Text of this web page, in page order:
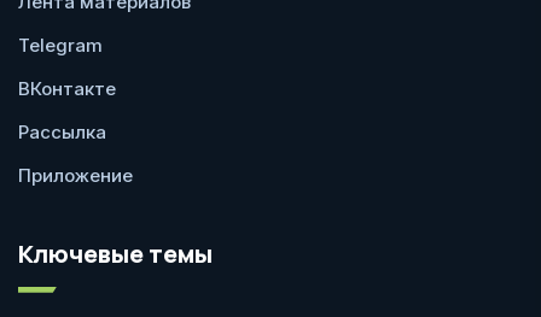
Telegram
ВКонтакте
Рассылка
Приложение
Ключевые темы